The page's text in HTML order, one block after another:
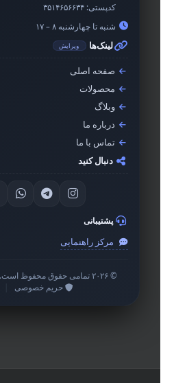
کدپستی: ۳۵۱۴۶۵۶۶۳۴
شنبه تا چهارشنبه ۸ – ۱۷
لینک‌ها ویرایش
صفحه اصلی
محصولات
وبلاگ
درباره ما
تماس با ما
دنبال کنید
پشتیبانی
مرکز راهنمایی
© ۲۰۲۶ تمامی حقوق محفوظ است.
حریم خصوصی